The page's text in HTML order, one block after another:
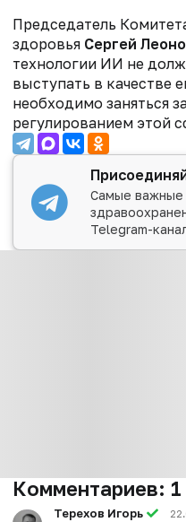
Председатель
здоровья Сергей
технологии ИИ не
выступать в качестве
необходимо заняться
регулированием этой
Самые важные
Telegram-
Комментариев: 1
Терехов Игорь